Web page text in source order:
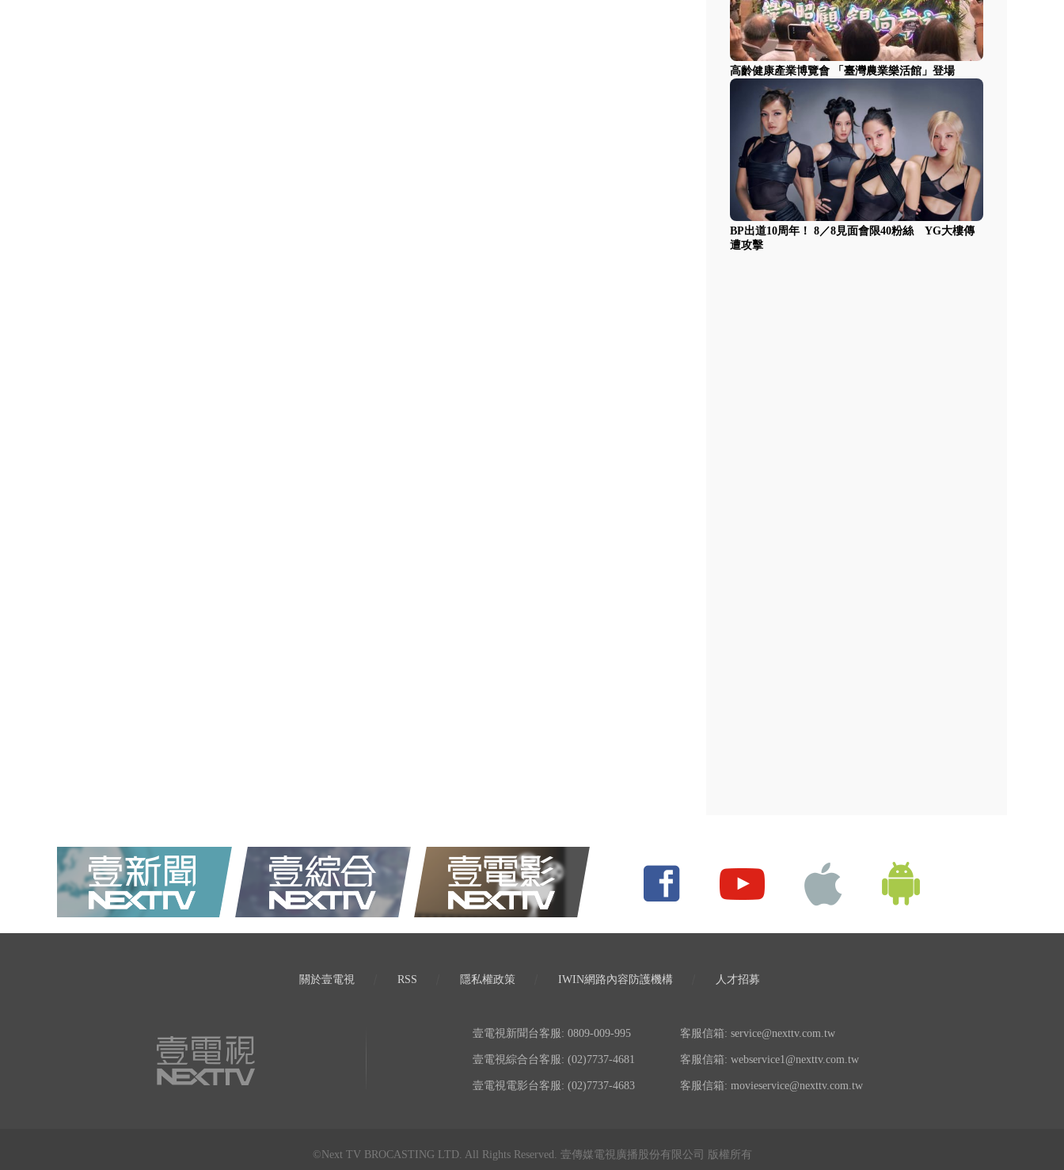
高齡健康產業博覽會 「臺灣農業樂活館」登場
BP出道10周年！ 8／8見面會限40粉絲 YG大樓傳
遭攻擊
關於壹電視 RSS 隱私權政策 IWIN網路內容防護機構 人才招募
壹電視新聞台客服: 0809-009-995 客服信箱: service@nexttv.com.tw
壹電視綜合台客服: (02)7737-4681 客服信箱: webservice1@nexttv.com.tw
壹電視電影台客服: (02)7737-4683 客服信箱: movieservice@nexttv.com.tw
©Next TV BROCASTING LTD. All Rights Reserved. 壹傳媒電視廣播股份有限公司 版權所有